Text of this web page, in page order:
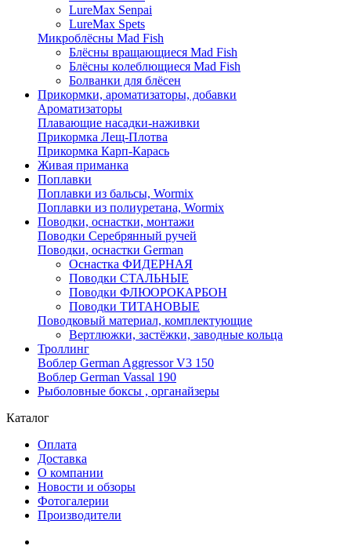
LureMax Senpai
LureMax Spets
Микроблёсны Mad Fish
Блёсны вращающиеся Mad Fish
Блёсны колеблющиеся Mad Fish
Болванки для блёсен
Прикормки, ароматизаторы, добавки
Ароматизаторы
Плавающие насадки-наживки
Прикормка Лещ-Плотва
Прикормка Карп-Карась
Живая приманка
Поплавки
Поплавки из бальсы, Wormix
Поплавки из полиуретана, Wormix
Поводки, оснастки, монтажи
Поводки Серебрянный ручей
Поводки, оснастки German
Оснастка ФИДЕРНАЯ
Поводки СТАЛЬНЫЕ
Поводки ФЛЮОРОКАРБОН
Поводки ТИТАНОВЫЕ
Поводковый материал, комплектующие
Вертлюжки, застёжки, заводные кольца
Троллинг
Воблер German Aggressor V3 150
Воблер German Vassal 190
Рыболовные боксы , органайзеры
Каталог
Оплата
Доставка
О компании
Новости и обзоры
Фотогалерии
Производители